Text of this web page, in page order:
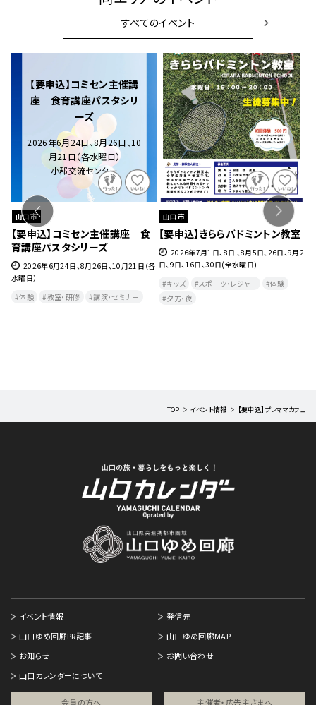
すべてのイベント
【要申込】コミセン主催講
座 食育講座パスタシリ
ーズ
2026年6月24日、8月26日、10
月21日（各水曜日）
小郡交流センター
山口市
【要申込】コミセン主催講座 食
育講座パスタシリーズ
2026年6月24日、8月26日、10月21日（各
水曜日）
体験
教室・研修 講演・セミナー
山口市
【要申込】きららバドミントン教室
2026年7月1日、8日 、8月5日、26日、9月2
日、9日、16日、30日(全水曜日)
キッズ
スポーツ・レジャー
体験
夕方・夜​
TOP イベント情報 【要申込】プレママカフェ
イベント情報
発信元
山口ゆめ回廊PR記事
山口ゆめ回廊MAP
お知らせ
お問い合わせ
山口カレンダーについて
会員の方へ 主催者・広告主さまへ​